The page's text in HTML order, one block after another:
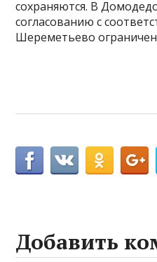
сохраняются. В
согласованию с
Шереметьево
Добавить